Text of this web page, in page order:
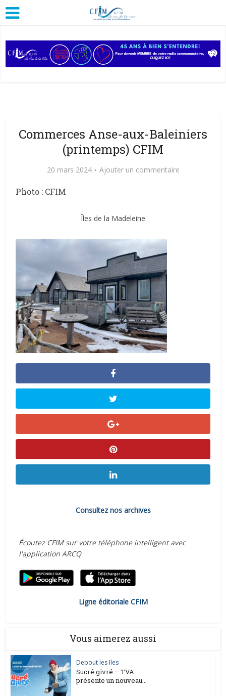
Commerces Anse-aux-Baleiniers
(printemps) CFIM
20 mars 2024 Ajouter un commentaire
Photo : CFIM
Îles de la Madeleine
Consultez nos archives
Écoutez CFIM sur votre téléphone intelligent avec
l'application ARCQ
Ligne éditoriale CFIM
Vous aimerez aussi
Debout les Iles
Sucré givré – TVA
présente un nouveau...